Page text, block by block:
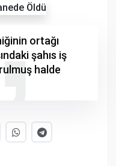
ortağı
şahıs iş
halde